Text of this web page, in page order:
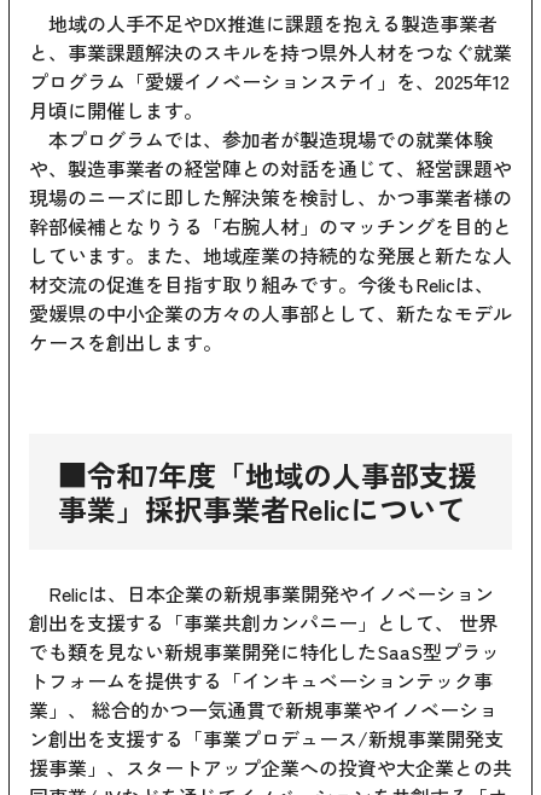
地域の人手不足やDX推進に課題を抱える製造事業者
と、事業課題解決のスキルを持つ県外人材をつなぐ就業
プログラム「愛媛イノベーションステイ」を、2025年12
月頃に開催します。
本プログラムでは、参加者が製造現場での就業体験
や、製造事業者の経営陣との対話を通じて、経営課題や
現場のニーズに即した解決策を検討し、かつ事業者様の
幹部候補となりうる「右腕人材」のマッチングを目的と
しています。また、地域産業の持続的な発展と新たな人
材交流の促進を目指す取り組みです。今後もRelicは、
愛媛県の中小企業の方々の人事部として、新たなモデル
ケースを創出します。
■令和7年度「地域の人事部支援
事業」採択事業者Relicについて
Relicは、日本企業の新規事業開発やイノベーション
創出を支援する「事業共創カンパニー」として、 世界
でも類を見ない新規事業開発に特化したSaaS型プラッ
トフォームを提供する「インキュベーションテック事
業」、 総合的かつ一気通貫で新規事業やイノベーショ
ン創出を支援する「事業プロデュース/新規事業開発支
援事業」、スタートアップ企業への投資や大企業との共